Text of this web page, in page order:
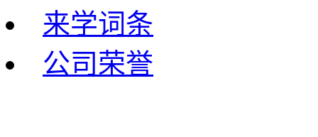
来学词条
公司荣誉